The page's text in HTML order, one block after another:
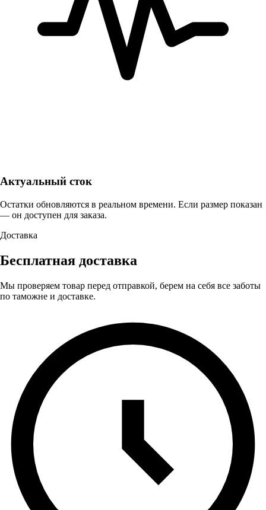
Актуальный сток
Остатки обновляются в реальном времени. Если размер показан
— он доступен для заказа.
Доставка
Бесплатная доставка
Мы проверяем товар перед отправкой, берем на себя все заботы
по таможне и доставке.